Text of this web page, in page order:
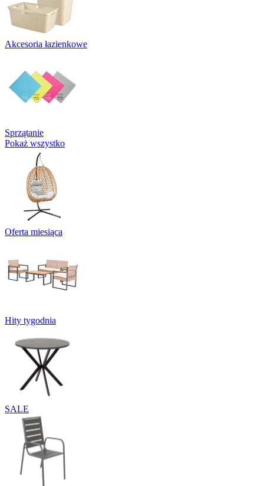
Akcesoria łazienkowe
Sprzątanie
Pokaż wszystko
Oferta miesiąca
Hity tygodnia
SALE